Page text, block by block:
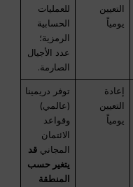
التعيين
يومياً
للعمليات
الحسابية
الرمزية؛
عدد الأجيال
الصارمة.
إعادة
التعيين
يومياً
توفر دريمينا
(عالمي)
وقواعد
الائتمان
المجاني قد
يتغير حسب
المنطقة